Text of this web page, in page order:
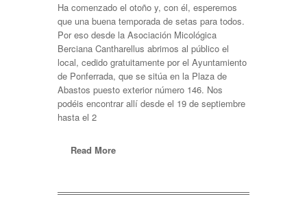
Ha comenzado el otoño y, con él, esperemos
que una buena temporada de setas para todos.
Por eso desde la Asociación Micológica
Berciana Cantharellus abrimos al público el
local, cedido gratuitamente por el Ayuntamiento
de Ponferrada, que se sitúa en la Plaza de
Abastos puesto exterior número 146. Nos
podéis encontrar allí desde el 19 de septiembre
hasta el 2
Read More